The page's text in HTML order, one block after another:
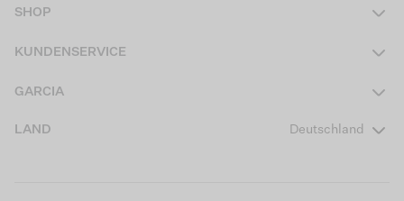
SHOP
Jungen Teens
KUNDENSERVICE
GARCIA
LAND Deutschland